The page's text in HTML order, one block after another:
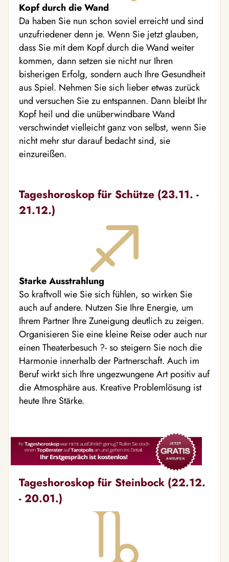
Kopf durch die Wand
Da haben Sie nun schon soviel erreicht und sind
unzufriedener denn je. Wenn Sie jetzt glauben,
dass Sie mit dem Kopf durch die Wand weiter
kommen, dann setzen sie nicht nur Ihren
bisherigen Erfolg, sondern auch Ihre Gesundheit
aus Spiel. Nehmen Sie sich lieber etwas zurück
und versuchen Sie zu entspannen. Dann bleibt Ihr
Kopf heil und die unüberwindbare Wand
verschwindet vielleicht ganz von selbst, wenn Sie
nicht mehr stur darauf bedacht sind, sie
einzureißen.
Tageshoroskop für Schütze (23.11. -
21.12.)
Starke Ausstrahlung
So kraftvoll wie Sie sich fühlen, so wirken Sie
auch auf andere. Nutzen Sie Ihre Energie, um
Ihrem Partner Ihre Zuneigung deutlich zu zeigen.
Organisieren Sie eine kleine Reise oder auch nur
einen Theaterbesuch ?- so steigern Sie noch die
Harmonie innerhalb der Partnerschaft. Auch im
Beruf wirkt sich Ihre ungezwungene Art positiv auf
die Atmosphäre aus. Kreative Problemlösung ist
heute Ihre Stärke.
Tageshoroskop für Steinbock (22.12.
- 20.01.)